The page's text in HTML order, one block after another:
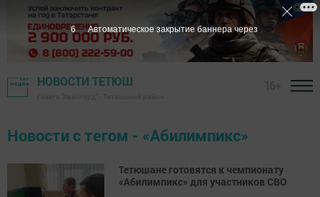
НОВОСТИ ТЕТЮШ
Новости с тегом - «Абилимпикс»
Тетюшане готовятся к чемпионату
«Абилимпикс» для участников СВО
6 Автоматическое закрытие баннера через